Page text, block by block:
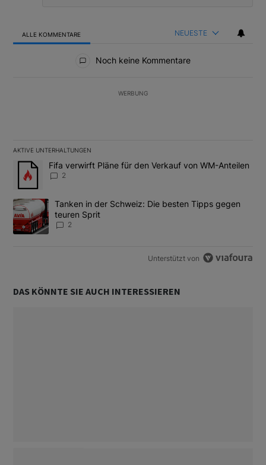
ALLE KOMMENTARE NEUESTE
Noch keine Kommentare
WERBUNG
AKTIVE UNTERHALTUNGEN
Das Folgende ist eine Liste der am meisten kommentierten
Ein Trendartikel mit dem Titel "Fifa verwirft Pläne für den
Fifa verwirft Pläne für den Verkauf von WM-Anteilen
2
Ein Trendartikel mit dem Titel "Tanken in der Schweiz: Die
Tanken in der Schweiz: Die besten Tipps gegen
teuren Sprit
2
Unterstützt von
DAS KÖNNTE SIE AUCH INTERESSIEREN